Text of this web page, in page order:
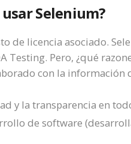
Selenium?
de licencia asociado.
Testing. Pero, ¿qué
con la información
y la transparencia en
de software